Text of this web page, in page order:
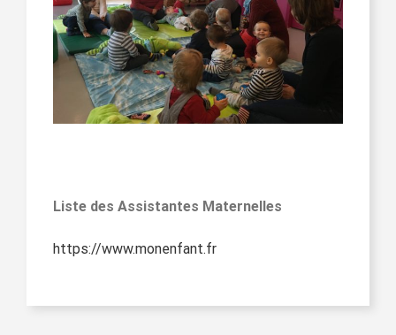
Liste des Assistantes Maternelles
https://www.monenfant.fr